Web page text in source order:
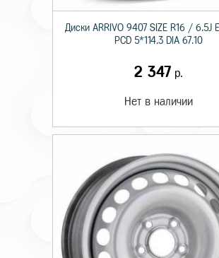
Диски ARRIVO 9407 SIZE R16 / 6.5J
PCD 5*114.3 DIA 67.10
2 347 р.
Нет в наличии